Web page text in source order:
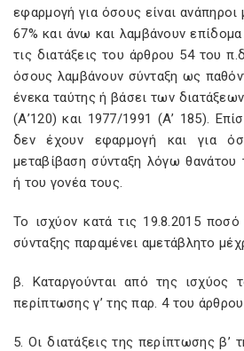
εφαρμογή για όσους είναι
67% και άνω και λαμβάνουν
τις διατάξεις του άρθρου 54 του
όσους λαμβάνουν σύνταξη ως
ένεκα ταύτης ή βάσει των
(Α’120) και 1977/1991 (Α’ 185).
δεν έχουν εφαρμογή και για
μεταβίβαση σύνταξη λόγω
ή του γονέα τους.
Το ισχύον κατά τις 19.8.2015
σύνταξης παραμένει αμετάβλητο
β. Καταργούνται από της ισχύος
περίπτωσης γ’ της παρ. 4 του
5. Οι διατάξεις της περίπτωσης β’